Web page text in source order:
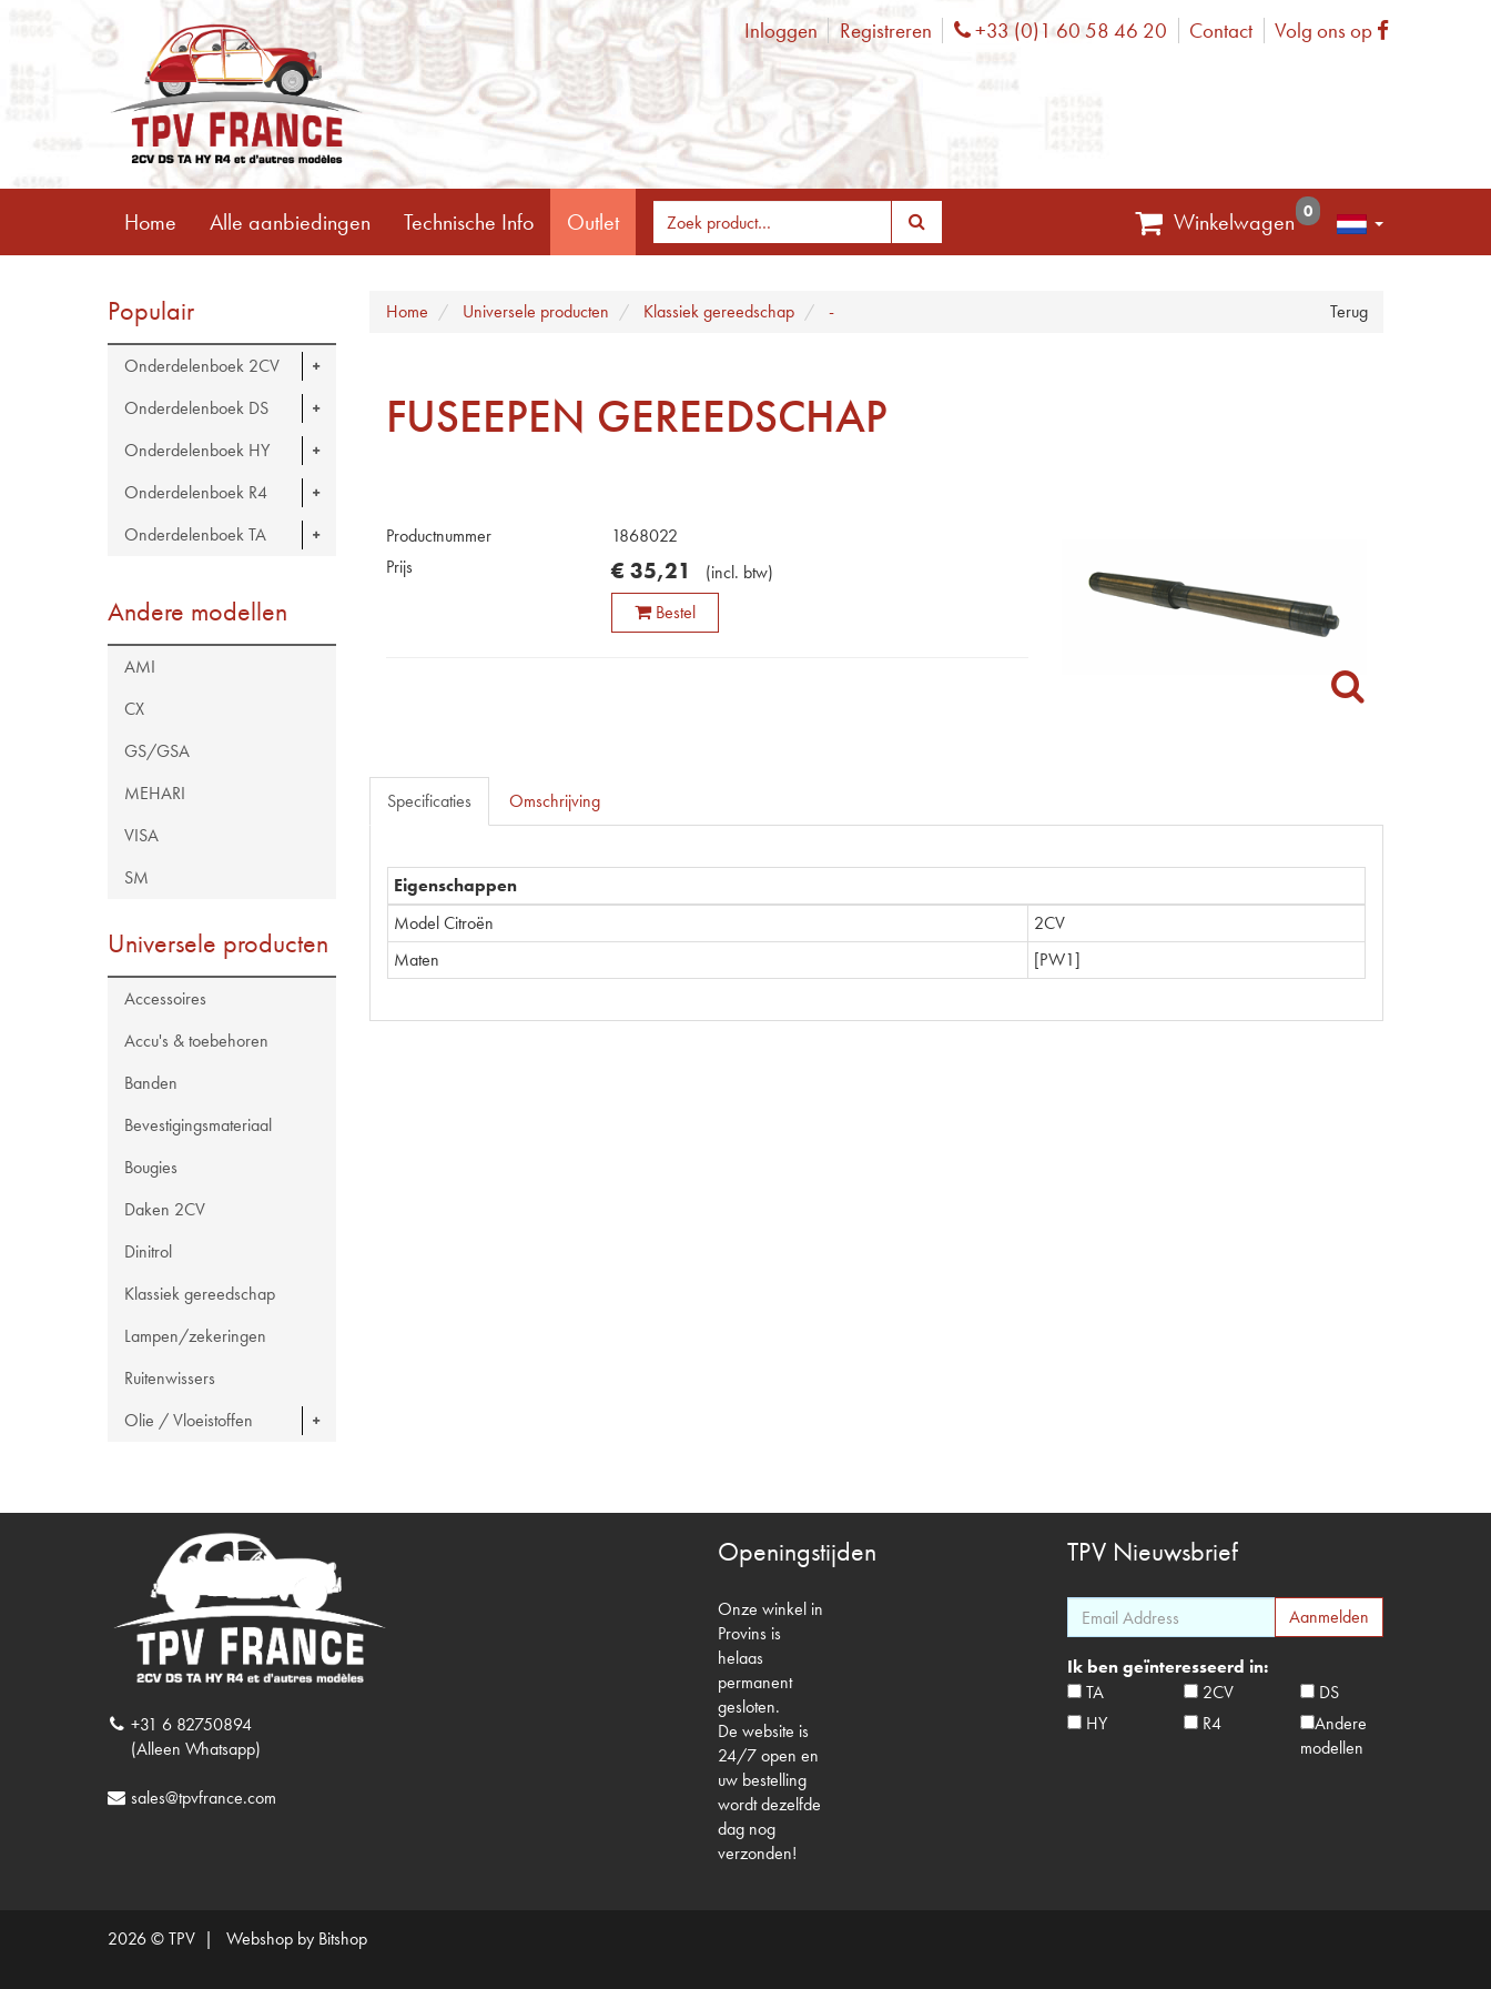
Inloggen Registreren Phone
+33 (0)1 60 58 46 20 Contact Volg ons op Facebook
Home Alle aanbiedingen Technische Info Outlet Winkelwagen 0
Populair
Onderdelenboek 2CV
Onderdelenboek DS
Onderdelenboek HY
Onderdelenboek R4
Onderdelenboek TA
Andere modellen
AMI
CX
GS/GSA
MEHARI
VISA
SM
Universele producten
Accessoires
Accu's & toebehoren
Banden
Bevestigingsmateriaal
Bougies
Daken 2CV
Dinitrol
Klassiek gereedschap
Lampen/zekeringen
Ruitenwissers
Olie / Vloeistoffen
Terug
Home Universele producten Klassiek gereedschap -
FUSEEPEN GEREEDSCHAP
Productnummer
1868022
Prijs
€ 35,21 (incl. btw)
Bestel
Specificaties Omschrijving
Eigenschappen
Model Citroën
2CV
Maten
[PW1]
+31 6 82750894
(Alleen Whatsapp)
sales@tpvfrance.com
Openingstijden
Onze winkel in
Provins is
helaas
permanent
gesloten.
De website is
24/7 open en
uw bestelling
wordt dezelfde
dag nog
verzonden!
TPV Nieuwsbrief
Ik ben geïnteresseerd in:
TA
2CV
DS
HY
R4
Andere
modellen
2026 © TPV | Webshop by Bitshop